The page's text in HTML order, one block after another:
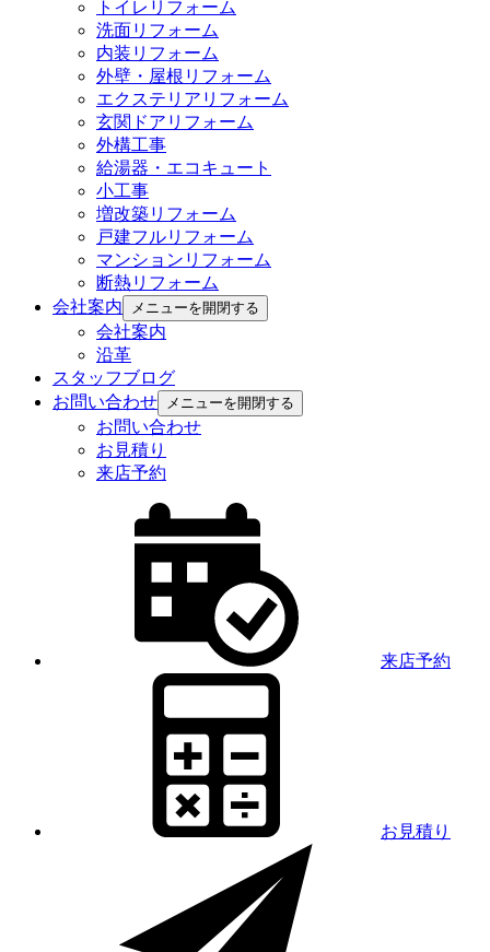
トイレリフォーム
洗面リフォーム
内装リフォーム
外壁・屋根リフォーム
エクステリアリフォーム
玄関ドアリフォーム
外構工事
給湯器・エコキュート
小工事
増改築リフォーム
戸建フルリフォーム
マンションリフォーム
断熱リフォーム
会社案内
メニューを開閉する
会社案内
沿革
スタッフブログ
お問い合わせ
メニューを開閉する
お問い合わせ
お見積り
来店予約
来店予約
お見積り